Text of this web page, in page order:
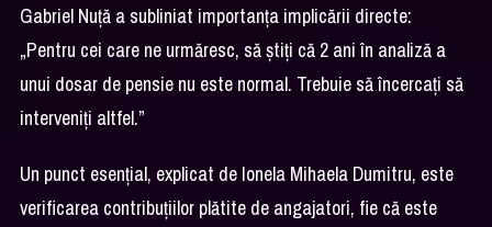
Gabriel Nuță a subliniat importanța implicării directe:
„Pentru cei care ne urmăresc, să știți că 2 ani în analiză a
unui dosar de pensie nu este normal. Trebuie să încercați să
interveniți altfel.”
Un punct esențial, explicat de Ionela Mihaela Dumitru, este
verificarea contribuțiilor plătite de angajatori, fie că este